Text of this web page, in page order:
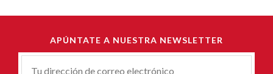
APÚNTATE A NUESTRA NEWSLETTER
Correu-